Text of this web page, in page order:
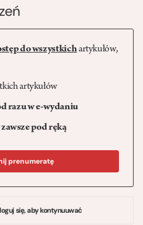
do wszystkichartykułów,
artykułów
razu w e-wydaniu
pod ręką
prenumeratę
się, aby kontynuuwać